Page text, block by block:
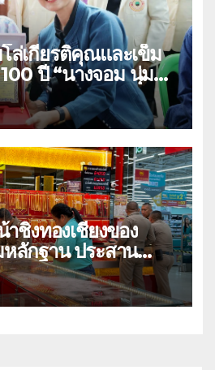
เกียรติคุณและเข็ม
จอม นุ่ม
กร่าง อำเภอเมือง
ลักฐาน ประสาน
มจับกุม